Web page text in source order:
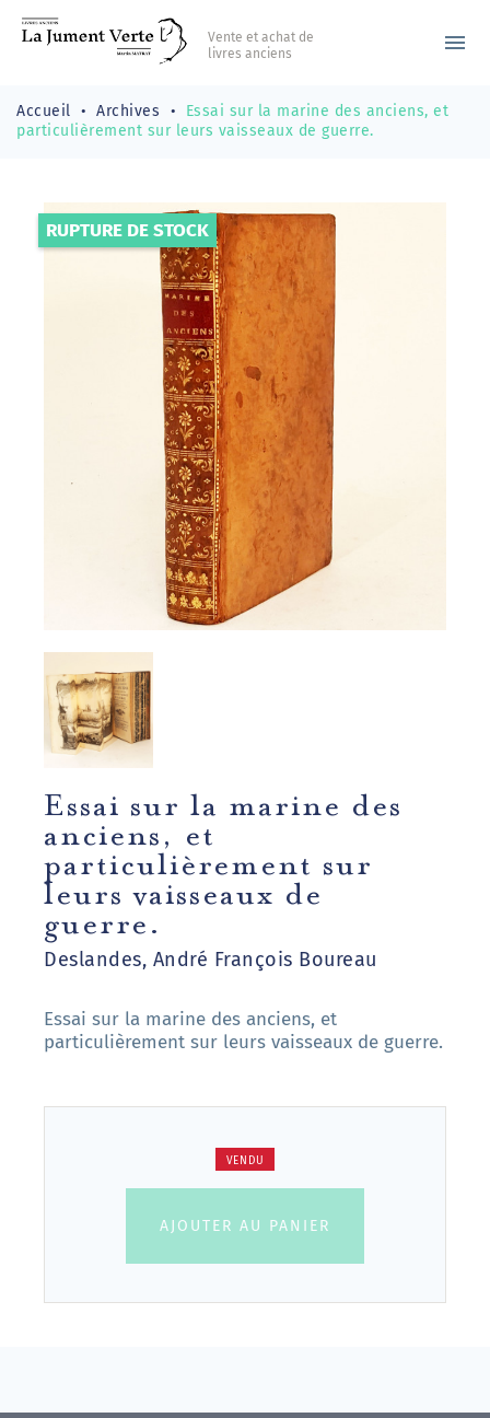
Vente et achat de
livres anciens
menu
Accueil Archives
Essai sur la marine des anciens, et
particulièrement sur leurs vaisseaux de guerre.
RUPTURE DE STOCK
Essai sur la marine des
anciens, et
particulièrement sur
leurs vaisseaux de
Deslandes, André François Boureau
Essai sur la marine des anciens, et
particulièrement sur leurs vaisseaux de guerre.
VENDU
AJOUTER AU PANIER